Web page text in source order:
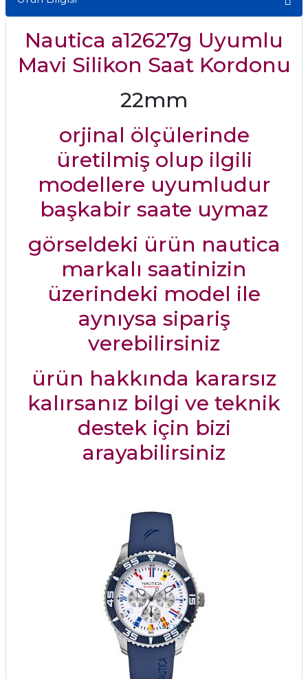
Nautica a12627g Uyumlu
Mavi Silikon Saat Kordonu
22mm
orjinal ölçülerinde
üretilmiş olup ilgili
modellere uyumludur
başkabir saate uymaz
görseldeki ürün nautica
markalı saatinizin
üzerindeki model ile
aynıysa sipariş
verebilirsiniz
ürün hakkında kararsız
kalırsanız bilgi ve teknik
destek için bizi
arayabilirsiniz